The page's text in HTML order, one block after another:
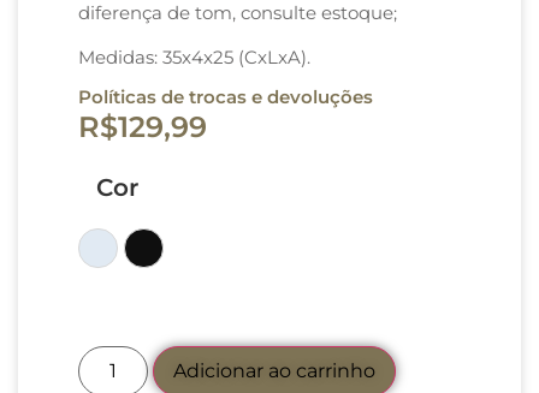
diferença de tom, consulte estoque;
Medidas: 35x4x25 (CxLxA).
Políticas de trocas e devoluções
R$129,99
Cor
ColoridoPreto
Adicionar ao carrinho